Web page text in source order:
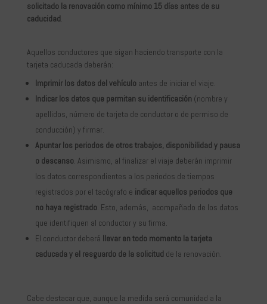
solicitado la renovación como mínimo 15 días antes de su
caducidad.
Aquellos conductores que sigan haciendo transporte con la
tarjeta caducada deberán:
Imprimir los datos del vehículo antes de iniciar el viaje.
Indicar los datos que permitan su identificación (nombre y
apellidos, número de tarjeta de conductor o de permiso de
conducción) y firmar.
Apuntar los periodos de otros trabajos, disponibilidad y pausa
o descanso. Asimismo, al finalizar el viaje deberán imprimir
los datos correspondientes a los periodos de tiempos
registrados por el tacógrafo e indicar aquellos periodos que
no haya registrado. Esto, además, acompañado de los datos
que identifiquen al conductor y su firma.
El conductor deberá llevar en todo momento la tarjeta
caducada y el resguardo de la solicitud de la renovación.
Cabe destacar que, aunque la medida será comunidad a la